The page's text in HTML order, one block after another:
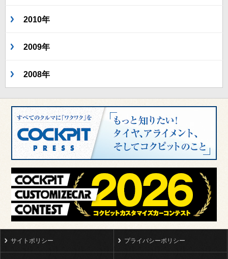
2010年
2009年
2008年
サイトポリシー プライバシーポリシー